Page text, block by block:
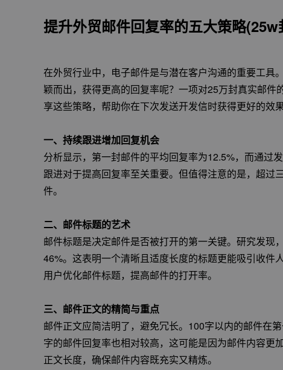
提升外贸邮件回复率的五大策略
在外贸行业中，电子邮件是与潜在客户沟通的重要工
颖而出，获得更高的回复率呢？一项对25万封真实邮
享这些策略，帮助你在下次发送开发信时获得更好的效果
一、持续跟进增加回复机会
分析显示，第一封邮件的平均回复率为12.5%，而通过
跟进对于提高回复率至关重要。但值得注意的是，超
件。
二、邮件标题的艺术
邮件标题是决定邮件是否被打开的第一关键。研究发现
46%。这表明一个清晰且适度长度的标题更能吸引收件
用户优化邮件标题，提高邮件的打开率。
三、邮件正文的精简与重点
邮件正文应简洁明了，避免冗长。100字以内的邮件在
字的邮件回复率也相对较高，这可能是因为邮件内容
正文长度，确保邮件内容既充实又精炼。